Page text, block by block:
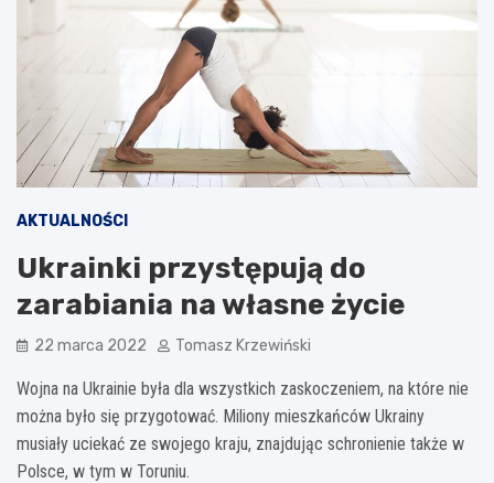
AKTUALNOŚCI
Ukrainki przystępują do
zarabiania na własne życie
22 marca 2022 Tomasz Krzewiński
Wojna na Ukrainie była dla wszystkich zaskoczeniem, na które nie
można było się przygotować. Miliony mieszkańców Ukrainy
musiały uciekać ze swojego kraju, znajdując schronienie także w
Polsce, w tym w Toruniu.